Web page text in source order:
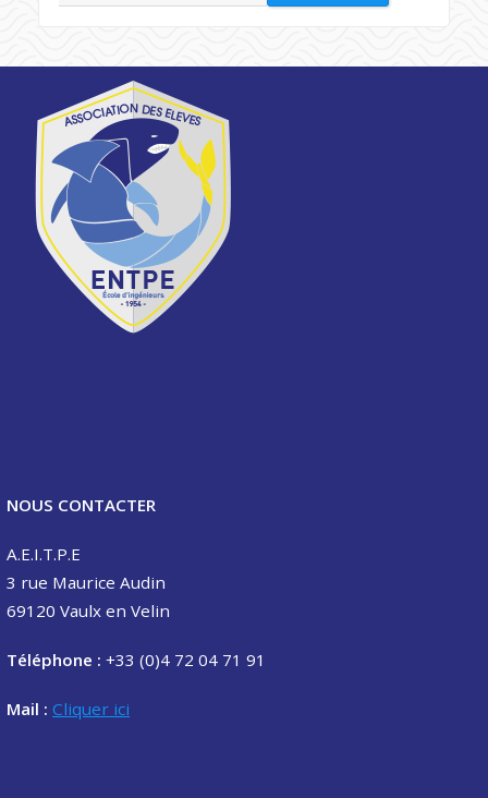
NOUS CONTACTER
A.E.I.T.P.E
3 rue Maurice Audin
69120 Vaulx en Velin
Téléphone : +33 (0)4 72 04 71 91
Mail : Cliquer ici